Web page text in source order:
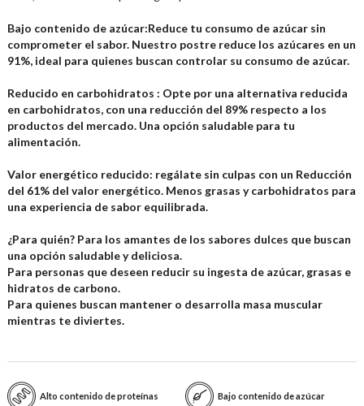
Bajo contenido de azúcar:Reduce tu consumo de azúcar sin
comprometer el sabor. Nuestro postre reduce los azúcares en un
91%, ideal para quienes buscan controlar su consumo de azúcar.
Reducido en carbohidratos : Opte por una alternativa reducida
en carbohidratos, con una reducción del 89% respecto a los
productos del mercado. Una opción saludable para tu
alimentación.
Valor energético reducido: regálate sin culpas con un Reducción
del 61% del valor energético. Menos grasas y carbohidratos para
una experiencia de sabor equilibrada.
¿Para quién? Para los amantes de los sabores dulces que buscan
una opción saludable y deliciosa.
Para personas que deseen reducir su ingesta de azúcar, grasas e
hidratos de carbono.
Para quienes buscan mantener o desarrolla masa muscular
mientras te diviertes.
Alto contenido de proteínas Bajo contenido de azúcar